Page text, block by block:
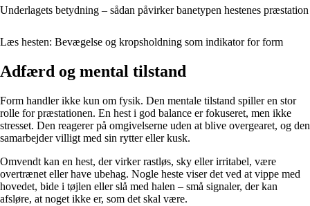
Underlagets betydning – sådan påvirker banetypen hestenes præstation
Læs hesten: Bevægelse og kropsholdning som indikator for form
Adfærd og mental tilstand
Form handler ikke kun om fysik. Den mentale tilstand spiller en stor
rolle for præstationen. En hest i god balance er fokuseret, men ikke
stresset. Den reagerer på omgivelserne uden at blive overgearet, og den
samarbejder villigt med sin rytter eller kusk.
Omvendt kan en hest, der virker rastløs, sky eller irritabel, være
overtrænet eller have ubehag. Nogle heste viser det ved at vippe med
hovedet, bide i tøjlen eller slå med halen – små signaler, der kan
afsløre, at noget ikke er, som det skal være.